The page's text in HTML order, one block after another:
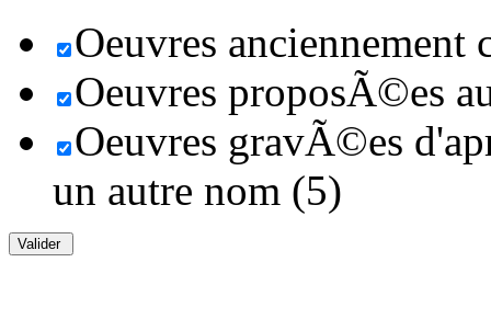
Oeuvres anciennement
Oeuvres proposÃ©es
Oeuvres gravÃ©es
un autre nom (5)
Valider